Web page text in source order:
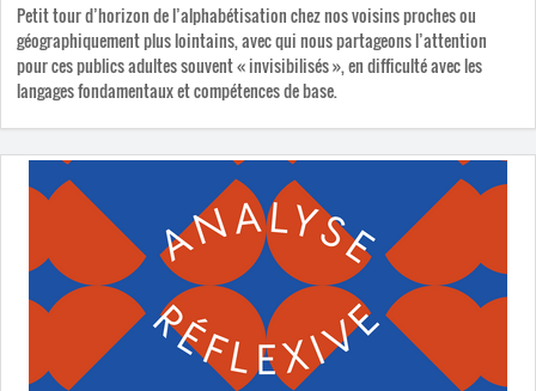
Petit tour d’horizon de l’alphabétisation chez nos voisins proches ou
géographiquement plus lointains, avec qui nous partageons l’attention
pour ces publics adultes souvent « invisibilisés », en difficulté avec les
langages fondamentaux et compétences de base.